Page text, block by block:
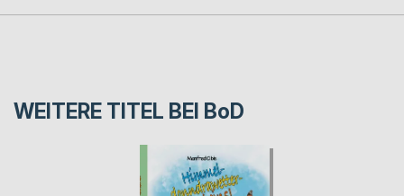
WEITERE TITEL BEI BoD